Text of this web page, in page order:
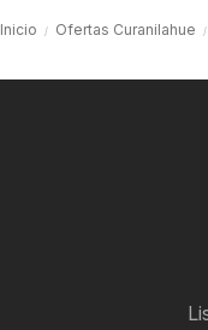
Inicio Ofertas Curanilahue